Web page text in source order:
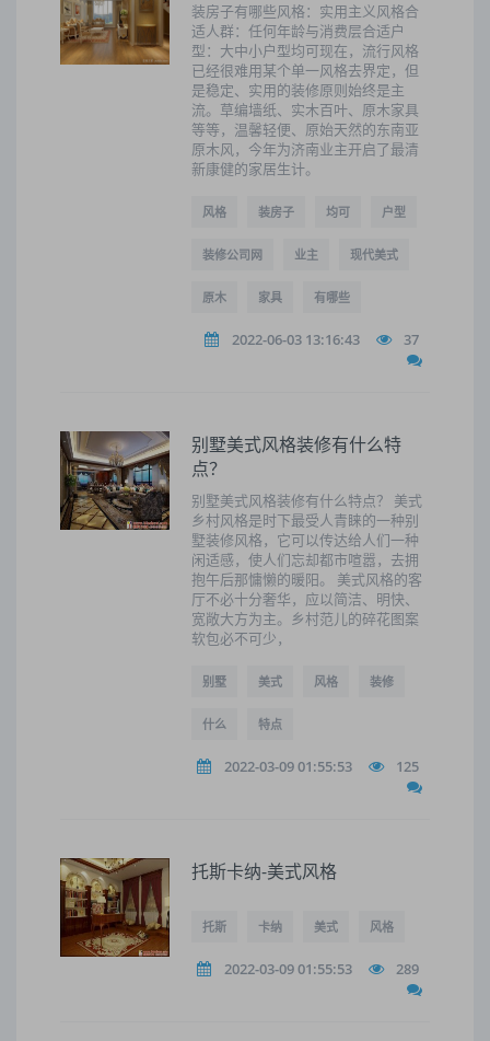
装房子有哪些风格：实用主义风格合
适人群：任何年龄与消费层合适户
型：大中小户型均可现在，流行风格
已经很难用某个单一风格去界定，但
是稳定、实用的装修原则始终是主
流。草编墙纸、实木百叶、原木家具
等等，温馨轻便、原始天然的东南亚
原木风，今年为济南业主开启了最清
新康健的家居生计。
风格 装房子 均可 户型
装修公司网 业主 现代美式
原木 家具 有哪些
2022-06-03 13:16:43 37
别墅美式风格装修有什么特
点？
别墅美式风格装修有什么特点？ 美式
乡村风格是时下最受人青睐的一种别
墅装修风格，它可以传达给人们一种
闲适感，使人们忘却都市喧嚣，去拥
抱午后那慵懒的暖阳。 美式风格的客
厅不必十分奢华，应以简洁、明快、
宽敞大方为主。乡村范儿的碎花图案
软包必不可少，
别墅 美式 风格 装修
什么 特点
2022-03-09 01:55:53 125
托斯卡纳-美式风格
托斯 卡纳 美式 风格
2022-03-09 01:55:53 289